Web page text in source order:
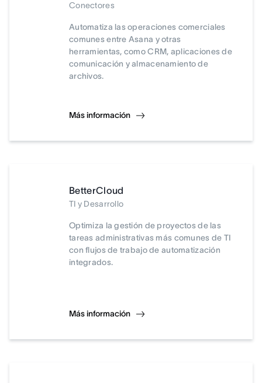
Conectores
Automatiza las operaciones comerciales
comunes entre Asana y otras
herramientas, como CRM, aplicaciones de
comunicación y almacenamiento de
archivos.
Más información
BetterCloud
TI y Desarrollo
Optimiza la gestión de proyectos de las
tareas administrativas más comunes de TI
con flujos de trabajo de automatización
integrados.
Más información